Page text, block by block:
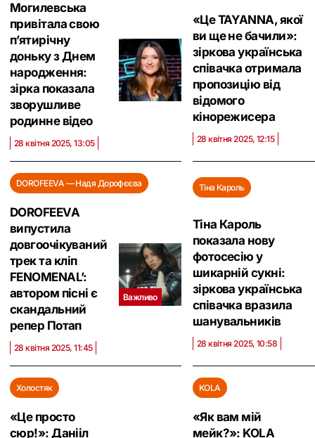
Могилевська
привітала свою
п’ятирічну
доньку з Днем
народження:
зірка показала
зворушливе
родинне відео
28 квітня 2025, 13:05
«Це TAYANNA, якої
ви ще не бачили»:
зіркова українська
співачка отримала
пропозицію від
відомого
кінорежисера
28 квітня 2025, 12:15
Важливо
DOROFEEVA — Надя Дорофєєва
DOROFEEVA
випустила
довгоочікуваний
трек та кліп
FENOMENAL’:
автором пісні є
скандальний
репер Потап
28 квітня 2025, 11:45
Тіна Кароль
Тіна Кароль
показала нову
фотосесію у
шикарній сукні:
зіркова українська
співачка вразила
шанувальників
28 квітня 2025, 10:58
Холостяк
«Це просто
сюр!»: Данііл
KOLA
«Як вам мій
мейк?»: KOLA